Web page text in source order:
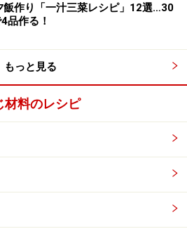
飯作り「一汁三菜レシピ」12選…30
品作る！
もっと見る
材料のレシピ